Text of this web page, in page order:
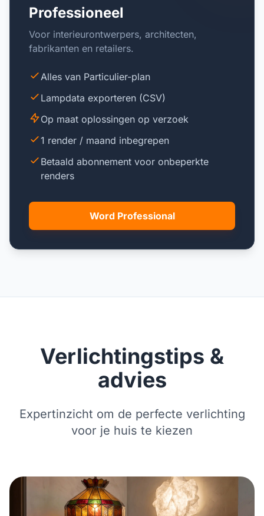
Professioneel
Voor interieurontwerpers, architecten,
fabrikanten en retailers.
Alles van Particulier-plan
Lampdata exporteren (CSV)
Op maat oplossingen op verzoek
1 render / maand inbegrepen
Betaald abonnement voor onbeperkte
renders
Word Professional
Verlichtingstips &
advies
Expertinzicht om de perfecte verlichting
voor je huis te kiezen